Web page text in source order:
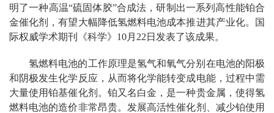
明了一种高温“硫固体胶”合成法，研制出一系列高性能铂合
金催化剂，有望大幅降低氢燃料电池成本推进其产业化。国
际权威学术期刊《科学》10月22日发表了该成果。
氢燃料电池的工作原理是氢气和氧气分别在电池的阳极
和阴极发生化学反应，从而将化学能转变成电能，过程中需
大量使用铂基催化剂。铂又名白金，是一种贵金属，使得氢
燃料电池的造价非常昂贵。发展高活性催化剂、减少铂使用